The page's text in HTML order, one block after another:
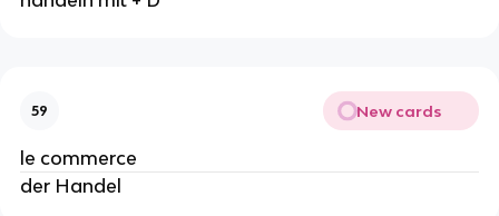
59 New cards
le commerce
der Handel